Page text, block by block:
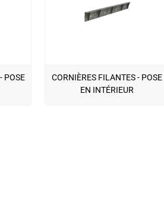
POSE
CORNIÈRES FILANTES - POSE
EN INTÉRIEUR